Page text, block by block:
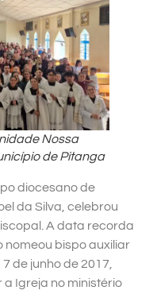
Nossa
de Pitanga
diocesano de
da Silva, celebrou
A data recorda
nomeou bispo auxiliar
de junho de 2017,
Igreja no ministério